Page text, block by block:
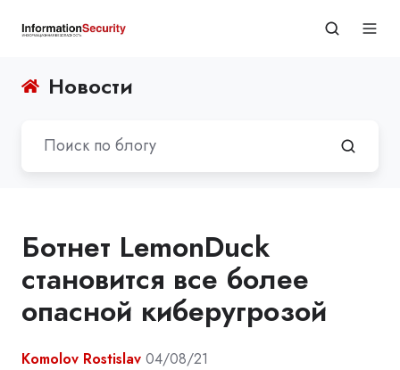
Новости
Ботнет LemonDuck
становится все более
опасной киберугрозой
Komolov Rostislav 04/08/21